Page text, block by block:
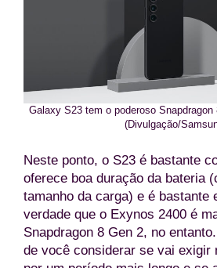
Galaxy S23 tem o poderoso
(Divulgação/
Neste ponto, o S23 é bastante
oferece boa duração da bateria
tamanho da carga) e é bastante
verdade que o Exynos 2400 é
Snapdragon 8 Gen 2, no
de você considerar se vai exigir